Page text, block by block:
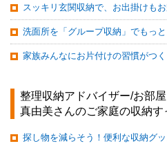
スッキリ玄関収納で、お出掛けも
洗面所を「グループ収納」でもっ
家族みんなにお片付けの習慣がつ
整理収納アドバイザー/お部
真由美さんのご家庭の収納す
探し物を減らそう！便利な収納グッ